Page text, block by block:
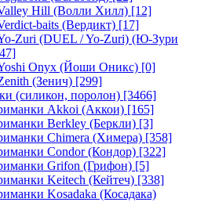
Hill (Волли Хилл) [12]
baits (Вердикт) [17]
Zuri (DUEL / Yo-Zuri) (Ю-Зури
Onyx (Йоши Оникс) [0]
(Зенич) [299]
(силикон, поролон) [3466]
Akkoi (Аккои) [165]
Berkley (Беркли) [3]
Chimera (Химера) [358]
Condor (Кондор) [322]
Grifon (Грифон) [5]
Keitech (Кейтеч) [338]
Kosadaka (Косадака)